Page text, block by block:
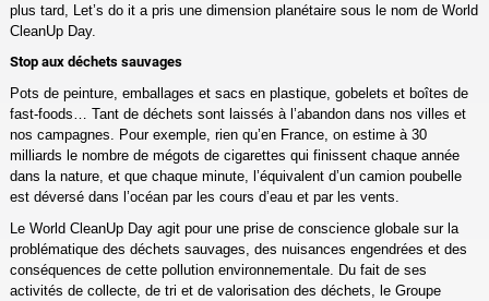
plus tard, Let’s do it a pris une dimension planétaire sous le nom de World
CleanUp Day.
Stop aux déchets sauvages
Pots de peinture, emballages et sacs en plastique, gobelets et boîtes de
fast-foods… Tant de déchets sont laissés à l’abandon dans nos villes et
nos campagnes. Pour exemple, rien qu’en France, on estime à 30
milliards le nombre de mégots de cigarettes qui finissent chaque année
dans la nature, et que chaque minute, l’équivalent d’un camion poubelle
est déversé dans l’océan par les cours d’eau et par les vents.
Le World CleanUp Day agit pour une prise de conscience globale sur la
problématique des déchets sauvages, des nuisances engendrées et des
conséquences de cette pollution environnementale. Du fait de ses
activités de collecte, de tri et de valorisation des déchets, le Groupe